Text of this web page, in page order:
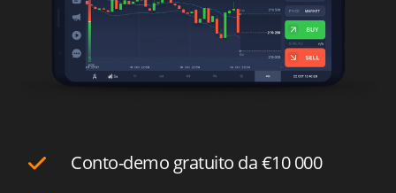
Conto-demo gratuito da€10 000